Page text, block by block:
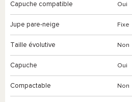
Capuche compatible Oui
Jupe pare-neige Fixe
Taille évolutive Non
Capuche Oui
Compactable Non